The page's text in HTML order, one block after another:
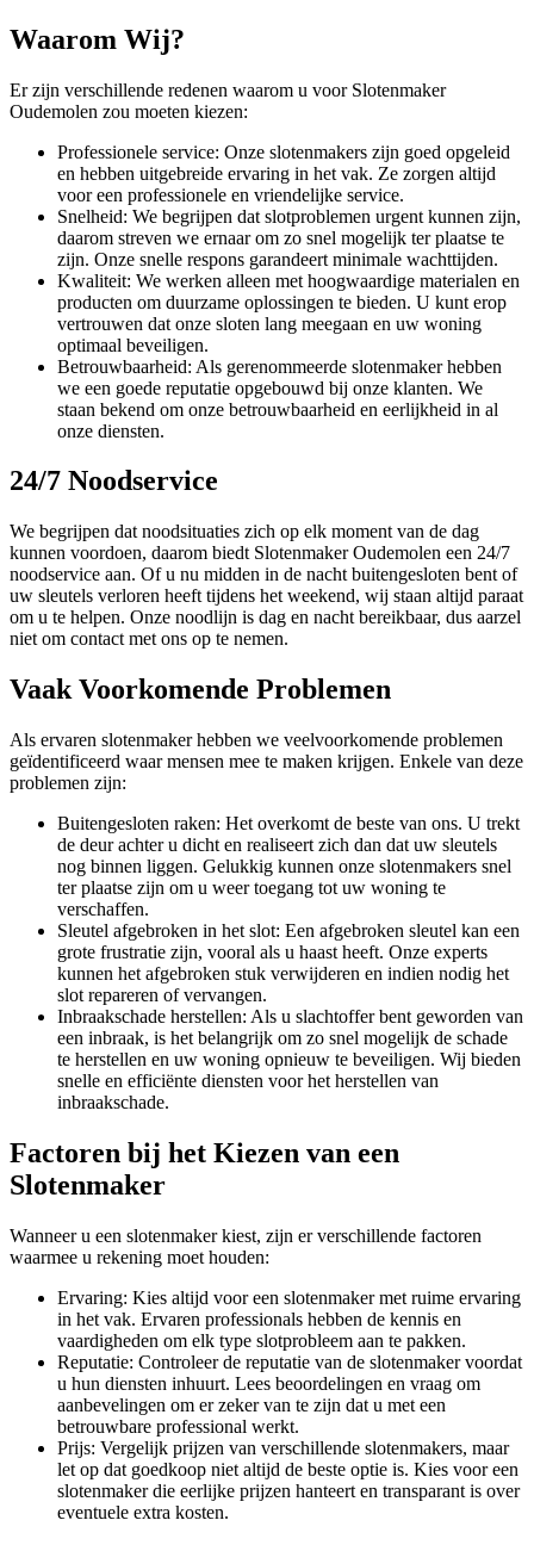
Waarom Wij?
Er zijn verschillende redenen waarom u voor Slotenmaker
Oudemolen zou moeten kiezen:
Professionele service: Onze slotenmakers zijn goed opgeleid
en hebben uitgebreide ervaring in het vak. Ze zorgen altijd
voor een professionele en vriendelijke service.
Snelheid: We begrijpen dat slotproblemen urgent kunnen zijn,
daarom streven we ernaar om zo snel mogelijk ter plaatse te
zijn. Onze snelle respons garandeert minimale wachttijden.
Kwaliteit: We werken alleen met hoogwaardige materialen en
producten om duurzame oplossingen te bieden. U kunt erop
vertrouwen dat onze sloten lang meegaan en uw woning
optimaal beveiligen.
Betrouwbaarheid: Als gerenommeerde slotenmaker hebben
we een goede reputatie opgebouwd bij onze klanten. We
staan bekend om onze betrouwbaarheid en eerlijkheid in al
onze diensten.
24/7 Noodservice
We begrijpen dat noodsituaties zich op elk moment van de dag
kunnen voordoen, daarom biedt Slotenmaker Oudemolen een 24/7
noodservice aan. Of u nu midden in de nacht buitengesloten bent of
uw sleutels verloren heeft tijdens het weekend, wij staan altijd paraat
om u te helpen. Onze noodlijn is dag en nacht bereikbaar, dus aarzel
niet om contact met ons op te nemen.
Vaak Voorkomende Problemen
Als ervaren slotenmaker hebben we veelvoorkomende problemen
geïdentificeerd waar mensen mee te maken krijgen. Enkele van deze
problemen zijn:
Buitengesloten raken: Het overkomt de beste van ons. U trekt
de deur achter u dicht en realiseert zich dan dat uw sleutels
nog binnen liggen. Gelukkig kunnen onze slotenmakers snel
ter plaatse zijn om u weer toegang tot uw woning te
verschaffen.
Sleutel afgebroken in het slot: Een afgebroken sleutel kan een
grote frustratie zijn, vooral als u haast heeft. Onze experts
kunnen het afgebroken stuk verwijderen en indien nodig het
slot repareren of vervangen.
Inbraakschade herstellen: Als u slachtoffer bent geworden van
een inbraak, is het belangrijk om zo snel mogelijk de schade
te herstellen en uw woning opnieuw te beveiligen. Wij bieden
snelle en efficiënte diensten voor het herstellen van
inbraakschade.
Factoren bij het Kiezen van een
Slotenmaker
Wanneer u een slotenmaker kiest, zijn er verschillende factoren
waarmee u rekening moet houden:
Ervaring: Kies altijd voor een slotenmaker met ruime ervaring
in het vak. Ervaren professionals hebben de kennis en
vaardigheden om elk type slotprobleem aan te pakken.
Reputatie: Controleer de reputatie van de slotenmaker voordat
u hun diensten inhuurt. Lees beoordelingen en vraag om
aanbevelingen om er zeker van te zijn dat u met een
betrouwbare professional werkt.
Prijs: Vergelijk prijzen van verschillende slotenmakers, maar
let op dat goedkoop niet altijd de beste optie is. Kies voor een
slotenmaker die eerlijke prijzen hanteert en transparant is over
eventuele extra kosten.